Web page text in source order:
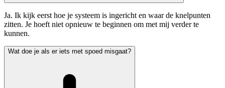
Ja. Ik kijk eerst hoe je systeem is ingericht en waar de knelpunten
zitten. Je hoeft niet opnieuw te beginnen om met mij verder te
kunnen.
Wat doe je als er iets met spoed misgaat?